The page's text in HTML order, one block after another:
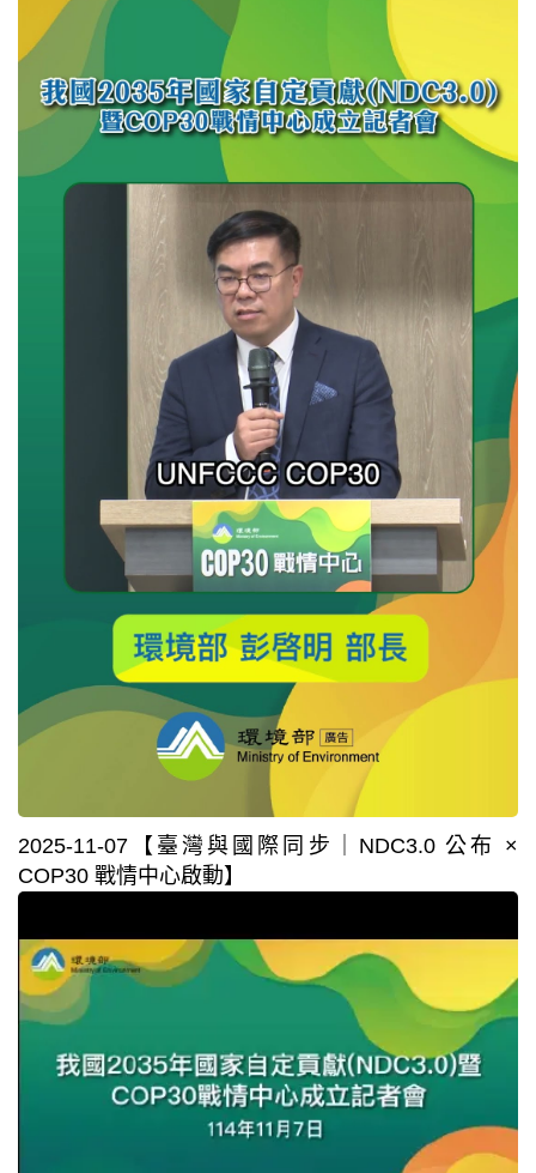
2025-11-07【臺灣與國際同步｜NDC3.0 公布 ×
COP30 戰情中心啟動】⁣⁣⁣⁣⁣⁣